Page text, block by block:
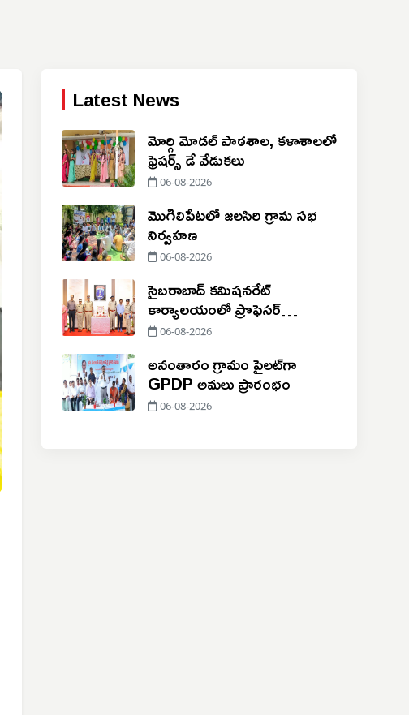
Latest News
మోర్గి మోడల్ పాఠశాల, కళాశాలలో
ఫ్రెషర్స్ డే వేడుకలు
06-08-2026
మొగిలిపేటలో జలసిరి గ్రామ సభ
నిర్వహణ
06-08-2026
సైబరాబాద్‌ కమిషనరేట్
కార్యాలయంలో ప్రొఫెసర్
జయశంకర్‌కు ఘన నివాళి
06-08-2026
అనంతారం గ్రామం పైలట్‌గా
GPDP అమలు ప్రారంభం
06-08-2026